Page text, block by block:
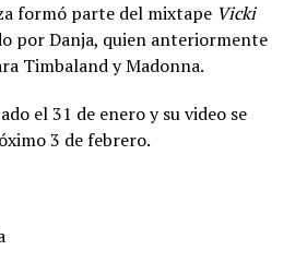
formó parte del mixtape Vicki
por Danja, quien anteriormente
Timbaland y Madonna.
el 31 de enero y su video se
3 de febrero.